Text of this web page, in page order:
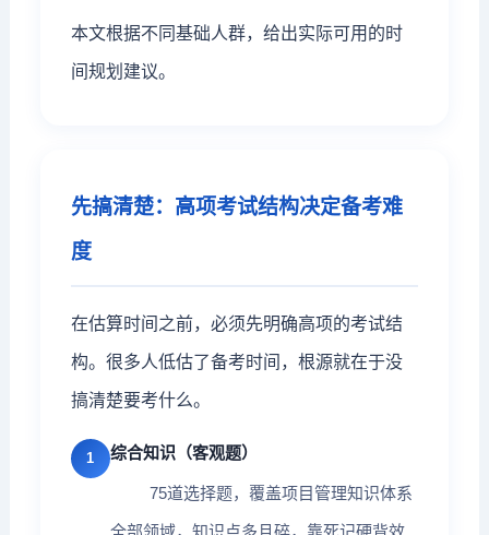
本文根据不同基础人群，给出实际可用的时
间规划建议。
先搞清楚：高项考试结构决定备考难
度
在估算时间之前，必须先明确高项的考试结
构。很多人低估了备考时间，根源就在于没
搞清楚要考什么。
1 综合知识（客观题）
75道选择题，覆盖项目管理知识体系
全部领域，知识点多且碎，靠死记硬背效